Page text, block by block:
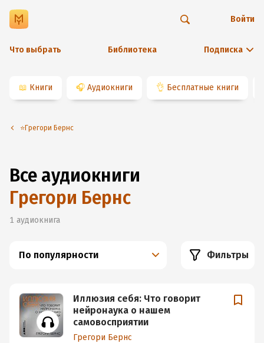
Что выбрать Библиотека Подписка
Войти
📖 Книги 🎧 Аудиокниги 👌 Бесплатные книги
⭐️Грегори Бернс
Все аудиокниги
Грегори Бернс
1 аудиокнига
По популярности Фильтры
Иллюзия себя: Что говорит
нейронаука о нашем
самовосприятии
Грегори Бернс